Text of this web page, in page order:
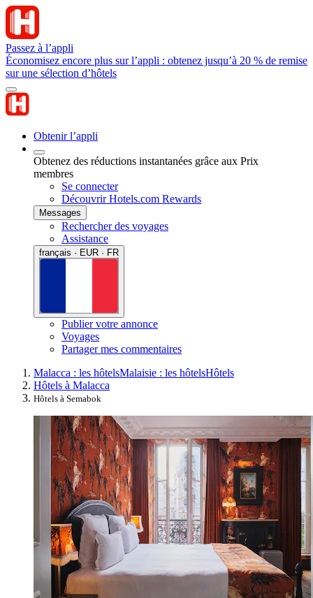
Passez à l’appli
Économisez encore plus sur l’appli : obtenez jusqu’à 20 % de remise
sur une sélection d’hôtels
Obtenir l’appli
Obtenez des réductions instantanées grâce aux Prix
membres
Se connecter
Découvrir Hotels.com Rewards
Messages
Rechercher des voyages
Assistance
français · EUR · FR
Publier votre annonce
Voyages
Partager mes commentaires
Malacca : les hôtelsMalaisie : les hôtelsHôtels
Hôtels à Malacca
Hôtels à Semabok